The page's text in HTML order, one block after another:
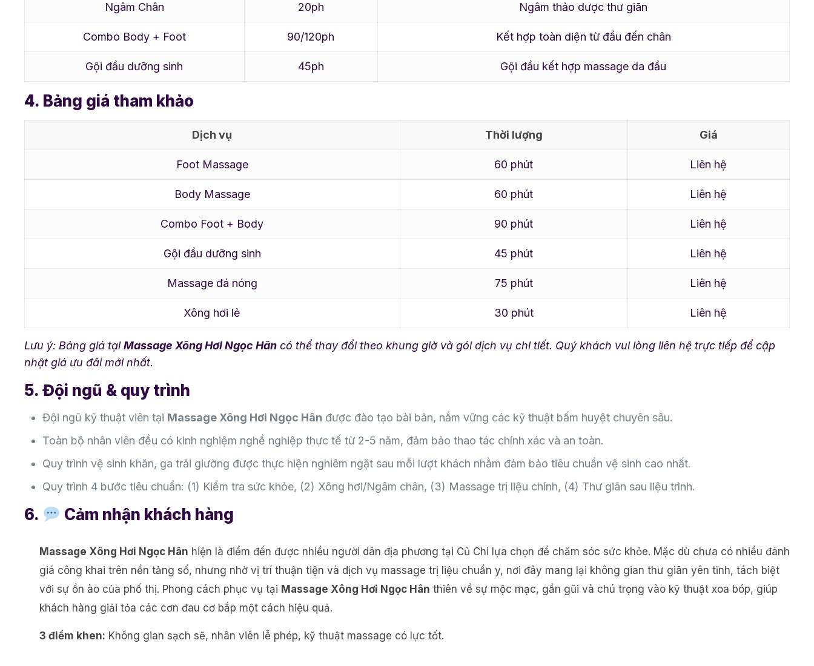
Ngâm Chân 20ph Ngâm thảo dược thư giãn
Combo Body + Foot 90/120ph Kết hợp toàn diện từ đầu đến chân
Gội đầu dưỡng sinh 45ph Gội đầu kết hợp massage da đầu
4. Bảng giá tham khảo
Dịch vụ Thời lượng Giá
Foot Massage 60 phút Liên hệ
Body Massage 60 phút Liên hệ
Combo Foot + Body 90 phút Liên hệ
Gội đầu dưỡng sinh 45 phút Liên hệ
Massage đá nóng 75 phút Liên hệ
Xông hơi lẻ 30 phút Liên hệ
Lưu ý: Bảng giá tạiMassage Xông Hơi Ngọc Hâncó thể thay đổi theo khung giờ và gói dịch vụ chi tiết. Quý khách vui lòng liên hệ trực tiếp để cập
nhật giá ưu đãi mới nhất.
5. Đội ngũ & quy trình
Đội ngũ kỹ thuật viên tại Massage Xông Hơi Ngọc Hân được đào tạo bài bản, nắm vững các kỹ thuật bấm huyệt chuyên sâu.
Toàn bộ nhân viên đều có kinh nghiệm nghề nghiệp thực tế từ 2-5 năm, đảm bảo thao tác chính xác và an toàn.
Quy trình vệ sinh khăn, ga trải giường được thực hiện nghiêm ngặt sau mỗi lượt khách nhằm đảm bảo tiêu chuẩn vệ sinh cao nhất.
Quy trình 4 bước tiêu chuẩn: (1) Kiểm tra sức khỏe, (2) Xông hơi/Ngâm chân, (3) Massage trị liệu chính, (4) Thư giãn sau liệu trình.
6. Cảm nhận khách hàng
Massage Xông Hơi Ngọc Hân hiện là điểm đến được nhiều người dân địa phương tại Củ Chi lựa chọn để chăm sóc sức khỏe. Mặc dù chưa có nhiều đánh
giá công khai trên nền tảng số, nhưng nhờ vị trí thuận tiện và dịch vụ massage trị liệu chuẩn y, nơi đây mang lại không gian thư giãn yên tĩnh, tách biệt
với sự ồn ào của phố thị. Phong cách phục vụ tại Massage Xông Hơi Ngọc Hân thiên về sự mộc mạc, gần gũi và chú trọng vào kỹ thuật xoa bóp, giúp
khách hàng giải tỏa các cơn đau cơ bắp một cách hiệu quả.
3 điểm khen: Không gian sạch sẽ, nhân viên lễ phép, kỹ thuật massage có lực tốt.